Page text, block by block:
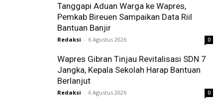
Tanggapi Aduan Warga ke Wapres,
Pemkab Bireuen Sampaikan Data Riil
Bantuan Banjir
Redaksi - 6 Agustus 2026 0
Wapres Gibran Tinjau Revitalisasi SDN 7
Jangka, Kepala Sekolah Harap Bantuan
Berlanjut
Redaksi - 6 Agustus 2026 0